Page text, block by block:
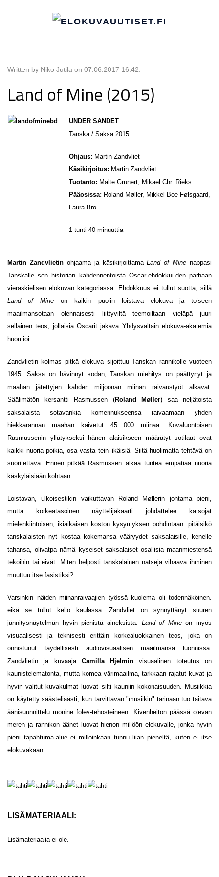
Written by Niko Jutila on 07.06.2017 16.42
Land of Mine (2015)
UNDER SANDET
Tanska / Saksa 2015
Ohjaus: Martin Zandvliet
Käsikirjoitus: Martin Zandvliet
Tuotanto: Malte Grunert, Mikael Chr. Rieks
Pääosissa: Roland Møller, Mikkel Boe Følsgaard,
Laura Bro
1 tunti 40 minuuttia
Martin Zandvlietinohjaama ja käsikirjoittamaLand of Mine nappasi
Tanskalle sen historian kahdennentoista Oscar-ehdokkuuden parhaan
vieraskielisen elokuvan kategoriassa. Ehdokkuus ei tullut suotta, sillä
Land of Mine on kaikin puolin loistava elokuva ja toiseen
maailmansotaan olennaisesti liittyviltä teemoiltaan vieläpä juuri
sellainen teos, jollaisia Oscarit jakava Yhdysvaltain elokuva-akatemia
huomioi.
Zandvlietin kolmas pitkä elokuva sijoittuu Tanskan rannikolle vuoteen
1945. Saksa on hävinnyt sodan, Tanskan miehitys on päättynyt ja
maahan jätettyjen kahden miljoonan miinan raivaustyöt alkavat.
Säälimätön kersantti Rasmussen (Roland Møller) saa neljätoista
saksalaista sotavankia komennukseensa raivaamaan yhden
hiekkarannan maahan kaivetut 45 000 miinaa. Kovaluontoisen
Rasmussenin yllätykseksi hänen alaisikseen määrätyt sotilaat ovat
kaikki nuoria poikia, osa vasta teini-ikäisiä. Siitä huolimatta tehtävä on
suoritettava. Ennen pitkää Rasmussen alkaa tuntea empatiaa nuoria
käskyläisiään kohtaan.
Loistavan, ulkoisestikin vaikuttavan Roland Møllerin johtama pieni,
mutta korkeatasoinen näyttelijäkaarti johdattelee katsojat
mielenkiintoisen, ikiaikaisen koston kysymyksen pohdintaan: pitäisikö
tanskalaisten nyt kostaa kokemansa vääryydet saksalaisille, kenelle
tahansa, olivatpa nämä kyseiset saksalaiset osallisia maanmiestensä
tekoihin tai eivät. Miten helposti tanskalainen natseja vihaava ihminen
muuttuu itse fasistiksi?
Varsinkin näiden miinanraivaajien työssä kuolema oli todennäköinen,
eikä se tullut kello kaulassa. Zandvliet on synnyttänyt suuren
jännitysnäytelmän hyvin pienistä aineksista. Land of Mineon myös
visuaalisesti ja teknisesti erittäin korkealuokkainen teos, joka on
onnistunut täydellisesti audiovisuaalisen maailmansa luonnissa.
Zandvlietin ja kuvaaja Camilla Hjelmin visuaalinen toteutus on
kaunistelematonta, mutta komea värimaailma, tarkkaan rajatut kuvat ja
hyvin valitut kuvakulmat luovat silti kauniin kokonaisuuden. Musiikkia
on käytetty säästeliäästi, kun tarvittavan "musiikin" tarinaan tuo taitava
äänisuunnittelu monine foley-tehosteineen. Kivenheiton päässä olevan
meren ja rannikon äänet luovat hienon miljöön elokuvalle, jonka hyvin
pieni tapahtuma-alue ei milloinkaan tunnu liian pieneltä, kuten ei itse
elokuvakaan.
LISÄMATERIAALI:
Lisämateriaalia ei ole.